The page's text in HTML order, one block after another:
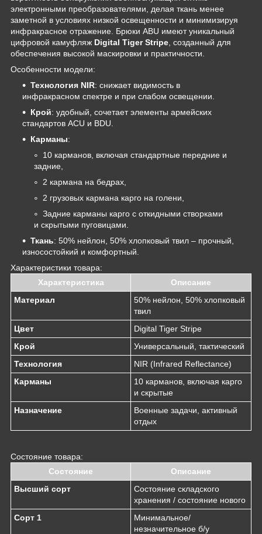
электронными преобразователями, делая ткань менее
заметной в условиях низкой освещенности и минимизируя
инфракрасное отражение. Брюки ABU имеют уникальный
цифровой камуфляж Digital Tiger Stripe , созданный для
обеспечения высокой маскировки и практичности.
Особенности модели:
Технология NIR: снижает видимость в
инфракрасном спектре и при слабом освещении.
Крой: удобный, сочетает элементы армейских
стандартов ACU и BDU.
Карманы:
10 карманов, включая стандартные передние и
задние,
2 кармана на бедрах,
2 грузовых кармана карго на голени,
Задние карманы карго с откидными створками
и скрытыми пуговицами.
Ткань: 50% нейлон, 50% хлопковый твил – прочный,
износостойкий и комфортный.
Характеристики товара:
Характеристика
Описание
Материал
50% нейлон, 50% хлопковый
твил
Цвет
Digital Tiger Stripe
Крой
Универсальный, тактический
Технология
NIR (Infrared Reflectance)
Карманы
10 карманов, включая карго
и скрытые
Назначение
Военные задачи, активный
отдых
Состояние товара:
Состояние
Описание
Высший сорт
Состояние складского
хранения / состояние нового
Сорт 1
Минимальное/
незначительное б/у